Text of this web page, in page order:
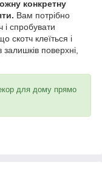
конкретну
Вам потрібно
і спробувати
скотч клеїться і
поверхні,
для дому прямо